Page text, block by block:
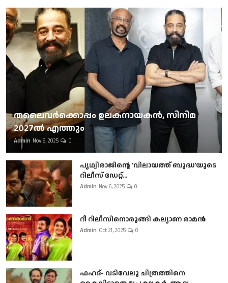
തലൈവര്‍ക്കൊപ്പം ഉലകനായകന്‍, സിനിമ
2027ല്‍ എത്തും
Admin Nov 6, 2025 0
പൃഥ്വിരാജിന്റെ 'വിലായത്ത് ബുദ്ധ'യുടെ
റിലീസ് ഡേറ്റ്...
Admin Nov 6, 2025 0
റീ റിലീസിനൊരുങ്ങി കല്യാണ രാമൻ
Admin Oct 21, 2025 0
ഫഹദ്- വടിവേലു ചിത്രത്തിനെ